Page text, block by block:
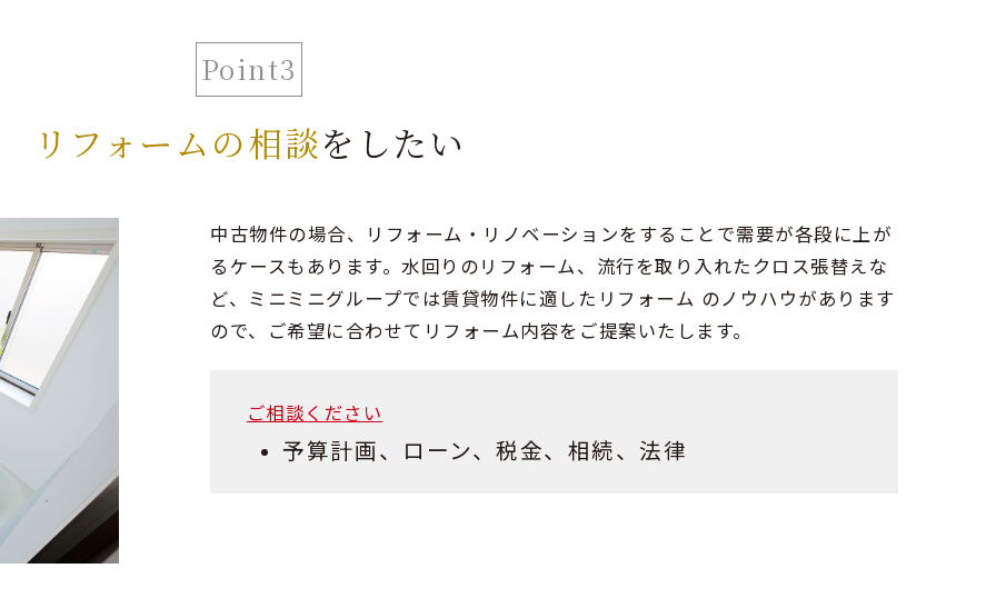
Point3
リフォームの相談をしたい
中古物件の場合、リフォーム・リノベーションをすることで需要が各段に上が
るケースもあります。水回りのリフォーム、流行を取り入れたクロス張替えな
ど、ミニミニグループでは賃貸物件に適したリフォーム のノウハウがあります
ので、ご希望に合わせてリフォーム内容をご提案いたします。
ご相談ください
予算計画、ローン、税金、相続、法律